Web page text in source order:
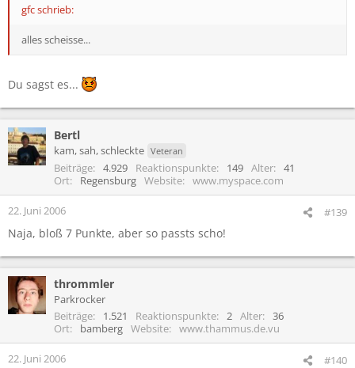
gfc schrieb:
alles scheisse...
Du sagst es...
Bertl
kam, sah, schleckte Veteran
Beiträge 4.929 Reaktionspunkte 149 Alter
41
Ort
Regensburg Website www.myspace.com
22. Juni 2006 #139
Naja, bloß 7 Punkte, aber so passts scho!
thrommler
Parkrocker
Beiträge
1.521 Reaktionspunkte 2 Alter
36
Ort
bamberg Website www.thammus.de.vu
22. Juni 2006 #140